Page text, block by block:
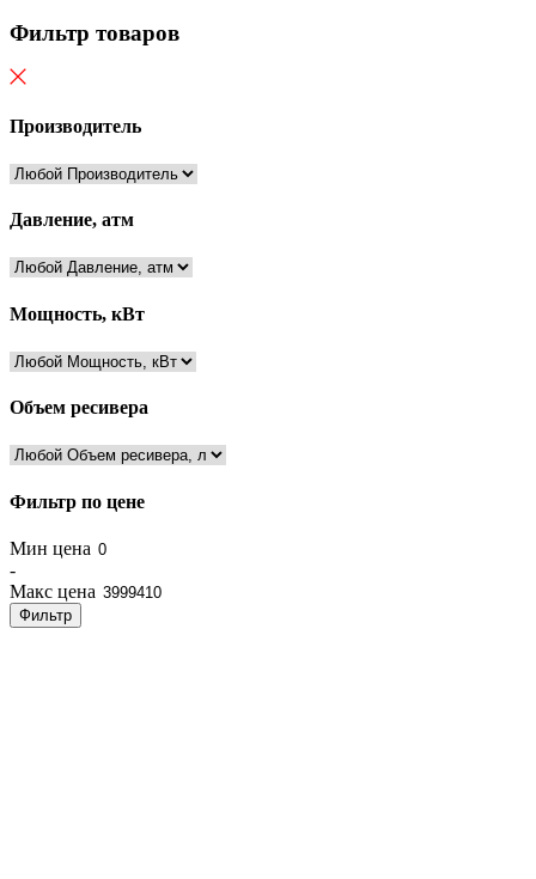
Фильтр товаров
Производитель
Давление, атм
Мощность, кВт
Объем ресивера
Фильтр по цене
Мин цена
-
Макс цена
Фильтр